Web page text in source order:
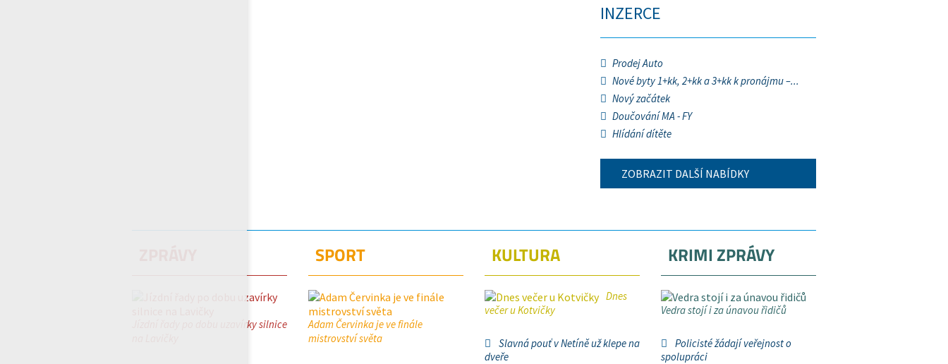
INZERCE
Prodej Auto
Nové byty 1+kk, 2+kk a 3+kk k pronájmu –...
Nový začátek
Doučování MA - FY
Hlídání dítěte
ZOBRAZIT DALŠÍ NABÍDKY
Jízdní řady po dobu uzavírky silnice
SPORT
Adam Červinka je ve finále
mistrovství světa
KULTURA
Dnes
večer u Kotvičky
Slavná pouť v Netíně už klepe na
dveře
KRIMI ZPRÁVY
Vedra stojí i za únavou řidičů
Policisté žádají veřejnost o
spolupráci